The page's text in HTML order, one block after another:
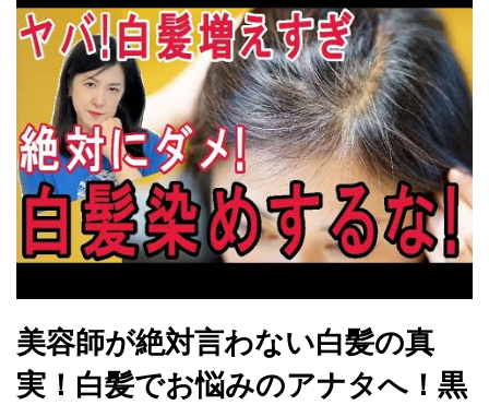
美容師が絶対言わない白髪の真
実！白髪でお悩みのアナタへ！黒